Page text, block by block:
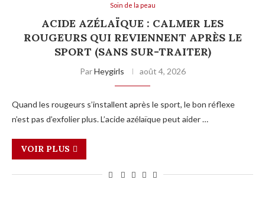
Soin de la peau
ACIDE AZÉLAÏQUE : CALMER LES
ROUGEURS QUI REVIENNENT APRÈS LE
SPORT (SANS SUR-TRAITER)
ParHeygirls août 4, 2026
Quand les rougeurs s’installent après le sport, le bon réflexe
n’est pas d’exfolier plus. L’acide azélaïque peut aider …
VOIR PLUS